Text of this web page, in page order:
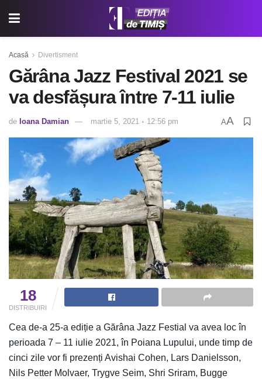
Acasă Divertisment
Gărâna Jazz Festival 2021 se
va desfășura între 7-11 iulie
de Ioana Damian martie 5, 2021 ◦ 12:56 pm AA
18
DISTRIBUIRI
Cea de-a 25-a ediție a Gărâna Jazz Festial va avea loc în
perioada 7 – 11 iulie 2021, în Poiana Lupului, unde timp de
cinci zile vor fi prezenți Avishai Cohen, Lars Danielsson,
Nils Petter Molvaer, Trygve Seim, Shri Sriram, Bugge